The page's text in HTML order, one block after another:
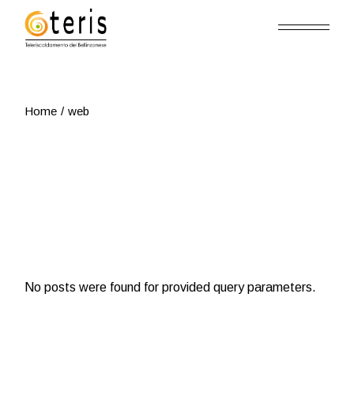
content
Home web
No posts were found for provided query parameters.